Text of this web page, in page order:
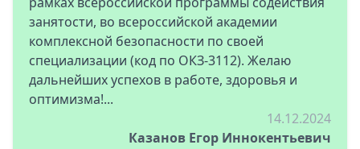
занятости, во всероссийской академии
комплексной безопасности по своей
специализации (код по ОКЗ-3112). Желаю
дальнейших успехов в работе, здоровья и
оптимизма!...
14.12.2024
Казанов Егор Иннокентьевич